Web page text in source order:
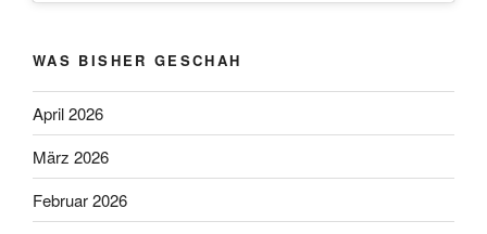
WAS BISHER GESCHAH
April 2026
März 2026
Februar 2026